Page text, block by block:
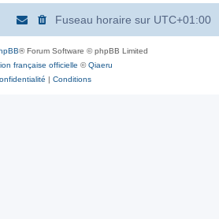
e
Fuseau horaire sur UTC+01:00
® Forum Software © phpBB Limited
française officielle ©Qiaeru
| Conditions